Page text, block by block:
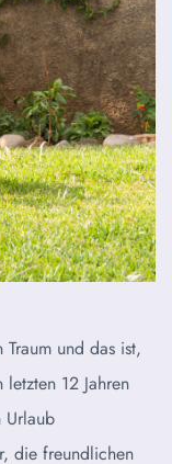
und das ist,
12 Jahren
die freundlichen